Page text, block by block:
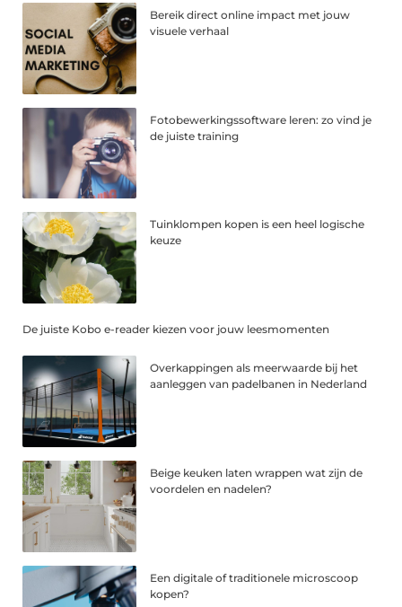
Bereik direct online impact met jouw
visuele verhaal
Fotobewerkingssoftware leren: zo vind je
de juiste training
Tuinklompen kopen is een heel logische
keuze
De juiste Kobo e-reader kiezen voor jouw leesmomenten
Overkappingen als meerwaarde bij het
aanleggen van padelbanen in Nederland
Beige keuken laten wrappen wat zijn de
voordelen en nadelen?
Een digitale of traditionele microscoop
kopen?